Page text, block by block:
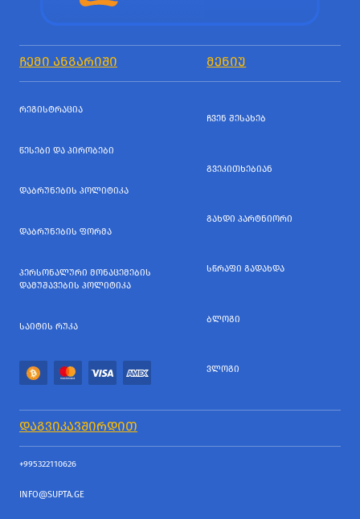
ᲩᲔᲛᲘ ᲐᲜᲒᲐᲠᲘᲨᲘ ᲛᲔᲜᲘᲣ
ᲠᲔᲒᲘᲡᲢᲠᲐᲪᲘᲐ
ᲬᲔᲡᲔᲑᲘ ᲓᲐ ᲞᲘᲠᲝᲑᲔᲑᲘ
ᲓᲐᲑᲠᲣᲜᲔᲑᲘᲡ ᲞᲝᲚᲘᲢᲘᲙᲐ
ᲓᲐᲑᲠᲣᲜᲔᲑᲘᲡ ᲤᲝᲠᲛᲐ
ᲞᲔᲠᲡᲝᲜᲐᲚᲣᲠᲘ ᲛᲝᲜᲐᲪᲔᲛᲔᲑᲘᲡ
ᲓᲐᲛᲣᲨᲐᲕᲔᲑᲘᲡ ᲞᲝᲚᲘᲢᲘᲙᲐ
ᲡᲐᲘᲢᲘᲡ ᲠᲣᲙᲐ
ᲩᲕᲔᲜ ᲨᲔᲡᲐᲮᲔᲑ
ᲒᲕᲔᲙᲘᲗᲮᲔᲑᲘᲐᲜ
ᲒᲐᲮᲓᲘ ᲞᲐᲠᲢᲜᲘᲝᲠᲘ
ᲡᲬᲠᲐᲤᲘ ᲒᲐᲓᲐᲮᲓᲐ
ᲑᲚᲝᲒᲘ
ᲕᲚᲝᲒᲘ
ᲓᲐᲒᲕᲘᲙᲐᲕᲨᲘᲠᲓᲘᲗ
+995322110626
INFO@SUPTA.GE